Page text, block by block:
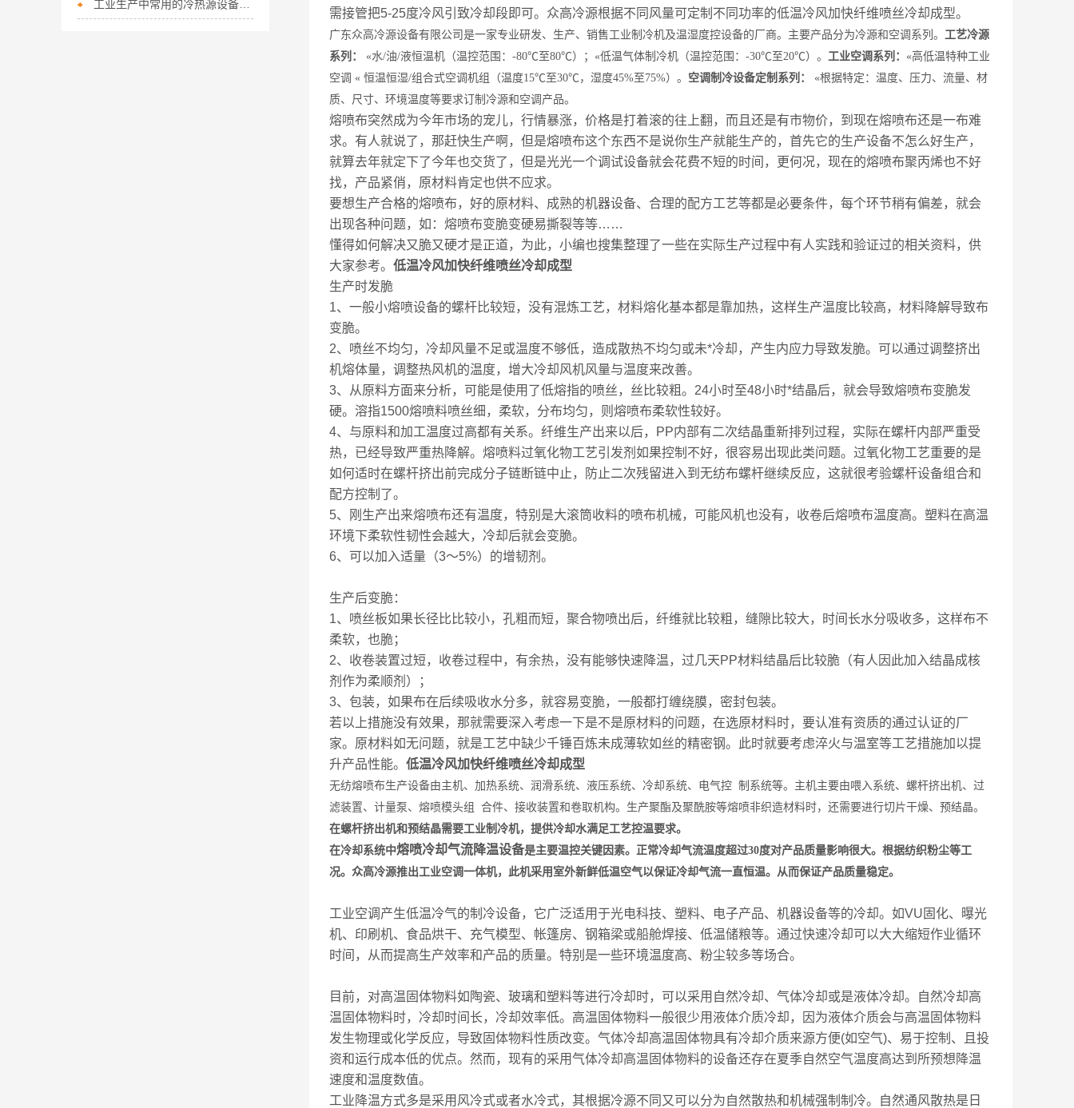
需接管把5-25度冷风引致冷却段即可。众高冷源根据不同风量可定制不同功率的低温冷风加快纤维喷丝冷却成型。
广东众高冷源设备有限公司是一家专业研发、生产、销售工业制冷机及温湿度控设备的厂商。 主要产品分为冷源和空调系列。 工艺冷源
系列：
«水/油/液恒温机（温控范围：-80℃至80℃）； «低温气体制冷机（温控范围：-30℃至20℃）。 工业空调系列： «高低温特种工业
空调 « 恒温恒湿/组合式空调机组（温度15℃至30℃，湿度45%至75%）。 空调制冷设备定制系列： «根据特定：温度、压力、流量、材
质、尺寸、环境温度等要求订制冷源和空调产品。
熔喷布突然成为今年市场的宠儿，行情暴涨，价格是打着滚的往上翻，而且还是有市物价，到现在熔喷布还是一布难
求。有人就说了，那赶快生产啊，但是熔喷布这个东西不是说你生产就能生产的，首先它的生产设备不怎么好生产，
就算去年就定下了今年也交货了，但是光光一个调试设备就会花费不短的时间，更何况，现在的熔喷布聚丙烯也不好
找，产品紧俏，原材料肯定也供不应求。
要想生产合格的熔喷布，好的原材料、成熟的机器设备、合理的配方工艺等都是必要条件，每个环节稍有偏差，就会
出现各种问题，如：熔喷布变脆变硬易撕裂等等……
懂得如何解决又脆又硬才是正道，为此，小编也搜集整理了一些在实际生产过程中有人实践和验证过的相关资料，供
大家参考。 低温冷风加快纤维喷丝冷却成型
生产时发脆
1、一般小熔喷设备的螺杆比较短，没有混炼工艺，材料熔化基本都是靠加热，这样生产温度比较高，材料降解导致布
变脆。
2、喷丝不均匀，冷却风量不足或温度不够低，造成散热不均匀或未*冷却，产生内应力导致发脆。可以通过调整挤出
机熔体量，调整热风机的温度，增大冷却风机风量与温度来改善。
3、从原料方面来分析，可能是使用了低熔指的喷丝，丝比较粗。24小时至48小时*结晶后，就会导致熔喷布变脆发
硬。溶指1500熔喷料喷丝细，柔软，分布均匀，则熔喷布柔软性较好。
4、与原料和加工温度过高都有关系。纤维生产出来以后，PP内部有二次结晶重新排列过程，实际在螺杆内部严重受
热，已经导致严重热降解。熔喷料过氧化物工艺引发剂如果控制不好，很容易出现此类问题。过氧化物工艺重要的是
如何适时在螺杆挤出前完成分子链断链中止，防止二次残留进入到无纺布螺杆继续反应，这就很考验螺杆设备组合和
配方控制了。
5、刚生产出来熔喷布还有温度，特别是大滚筒收料的喷布机械，可能风机也没有，收卷后熔喷布温度高。塑料在高温
环境下柔软性韧性会越大，冷却后就会变脆。
6、可以加入适量（3～5%）的增韧剂。
生产后变脆：
1、喷丝板如果长径比比较小，孔粗而短，聚合物喷出后，纤维就比较粗，缝隙比较大，时间长水分吸收多，这样布不
柔软，也脆；
2、收卷装置过短，收卷过程中，有余热，没有能够快速降温，过几天PP材料结晶后比较脆（有人因此加入结晶成核
剂作为柔顺剂）；
3、包装，如果布在后续吸收水分多，就容易变脆，一般都打缠绕膜，密封包装。
若以上措施没有效果，那就需要深入考虑一下是不是原材料的问题，在选原材料时，要认准有资质的通过认证的厂
家。原材料如无问题，就是工艺中缺少千锤百炼未成薄软如丝的精密钢。此时就要考虑淬火与温室等工艺措施加以提
升产品性能。 低温冷风加快纤维喷丝冷却成型
无纺熔喷布生产设备由主机、加热系统、润滑系统、液压系统、冷却系统、电气控 制系统等。主机主要由喂入系统、螺杆挤出机、过
滤装置、计量泵、熔喷模头组 合件、接收装置和卷取机构。生产聚酯及聚酰胺等熔喷非织造材料时，还需要进行切片干燥、预结晶。
在螺杆挤出机和预结晶需要工业制冷机，提供冷却水满足工艺控温要求。
在冷却系统中熔喷冷却气流降温设备是主要温控关键因素。正常冷却气流温度超过30度对产品质量影响很大。根据纺织粉尘等工
况。众高冷源推出工业空调一体机，此机采用室外新鲜低温空气以保证冷却气流一直恒温。从而保证产品质量稳定。
工业空调产生低温冷气的制冷设备，它广泛适用于光电科技、塑料、电子产品、机器设备等的冷却。如VU固化、曝光
机、印刷机、食品烘干、充气模型、帐篷房、钢箱梁或船舱焊接、低温储粮等。通过快速冷却可以大大缩短作业循环
时间，从而提高生产效率和产品的质量。特别是一些环境温度高、粉尘较多等场合。
目前，对高温固体物料如陶瓷、玻璃和塑料等进行冷却时，可以采用自然冷却、气体冷却或是液体冷却。自然冷却高
温固体物料时，冷却时间长，冷却效率低。高温固体物料一般很少用液体介质冷却，因为液体介质会与高温固体物料
发生物理或化学反应，导致固体物料性质改变。气体冷却高温固体物具有冷却介质来源方便(如空气)、易于控制、且投
资和运行成本低的优点。然而，现有的采用气体冷却高温固体物料的设备还存在夏季自然空气温度高达到所预想降温
速度和温度数值。
工业降温方式多是采用风冷式或者水冷式，其根据冷源不同又可以分为自然散热和机械强制制冷。自然通风散热是日